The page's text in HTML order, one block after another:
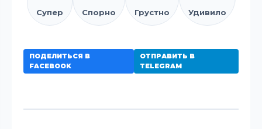
Супер Спорно Грустно Удивило
ПОДЕЛИТЬСЯ В
FACEBOOK
ОТПРАВИТЬ В
TELEGRAM